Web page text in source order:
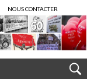
NOUS CONTACTER